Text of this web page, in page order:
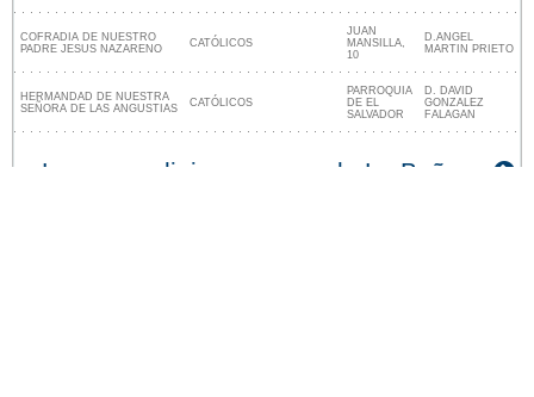
COFRADIA DE NUESTRO
PADRE JESUS NAZARENO
CATÓLICOS
JUAN
MANSILLA,
10
D.ANGEL
MARTIN PRIETO
HERMANDAD DE NUESTRA
SEÑORA DE LAS ANGUSTIAS
CATÓLICOS
PARROQUIA
DE EL
SALVADOR
D. DAVID
GONZALEZ
FALAGAN
Lugares religiosos cerca de La Bañeza